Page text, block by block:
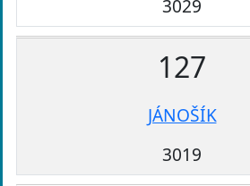
3029
127
JÁNOŠÍK
3019